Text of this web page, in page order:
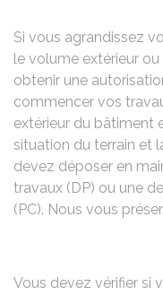
Si vous agrandissez
le volume extérieur
obtenir une
commencer vos
extérieur du bâtiment
situation du terrain et
devez déposer en
travaux (DP) ou une
(PC). Nous vous
Vous devez vérifier si